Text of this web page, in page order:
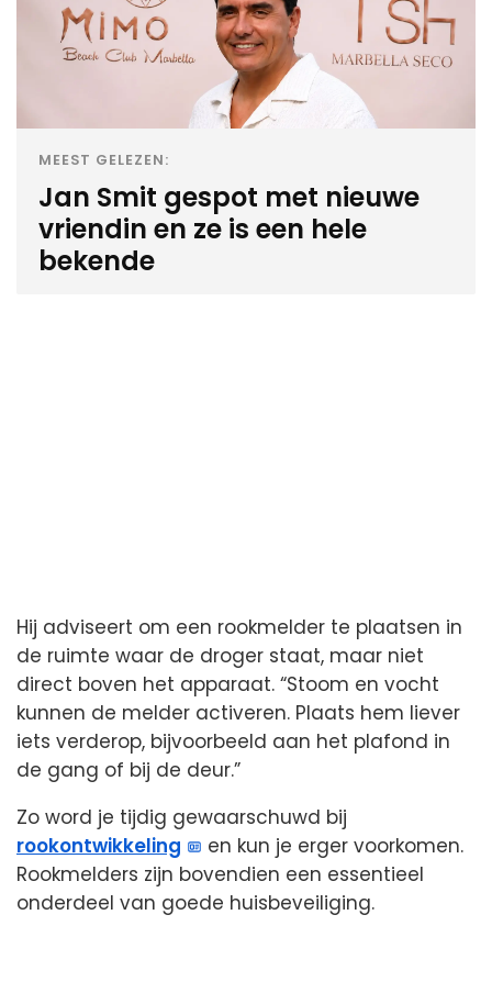
MEEST GELEZEN:
Jan Smit gespot met nieuwe
vriendin en ze is een hele
bekende
Hij adviseert om een rookmelder te plaatsen in
de ruimte waar de droger staat, maar niet
direct boven het apparaat. “Stoom en vocht
kunnen de melder activeren. Plaats hem liever
iets verderop, bijvoorbeeld aan het plafond in
de gang of bij de deur.”
Zo word je tijdig gewaarschuwd bij
rookontwikkeling
en kun je erger voorkomen.
Rookmelders zijn bovendien een essentieel
onderdeel van goede huisbeveiliging.